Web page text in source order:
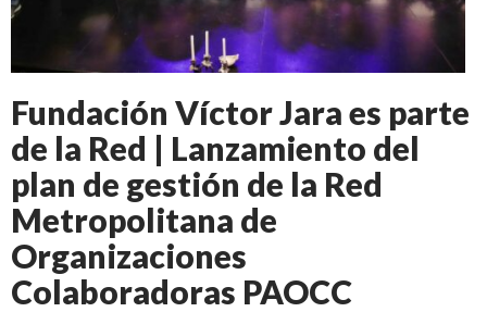
Fundación Víctor Jara es parte
de la Red | Lanzamiento del
plan de gestión de la Red
Metropolitana de
Organizaciones
Colaboradoras PAOCC